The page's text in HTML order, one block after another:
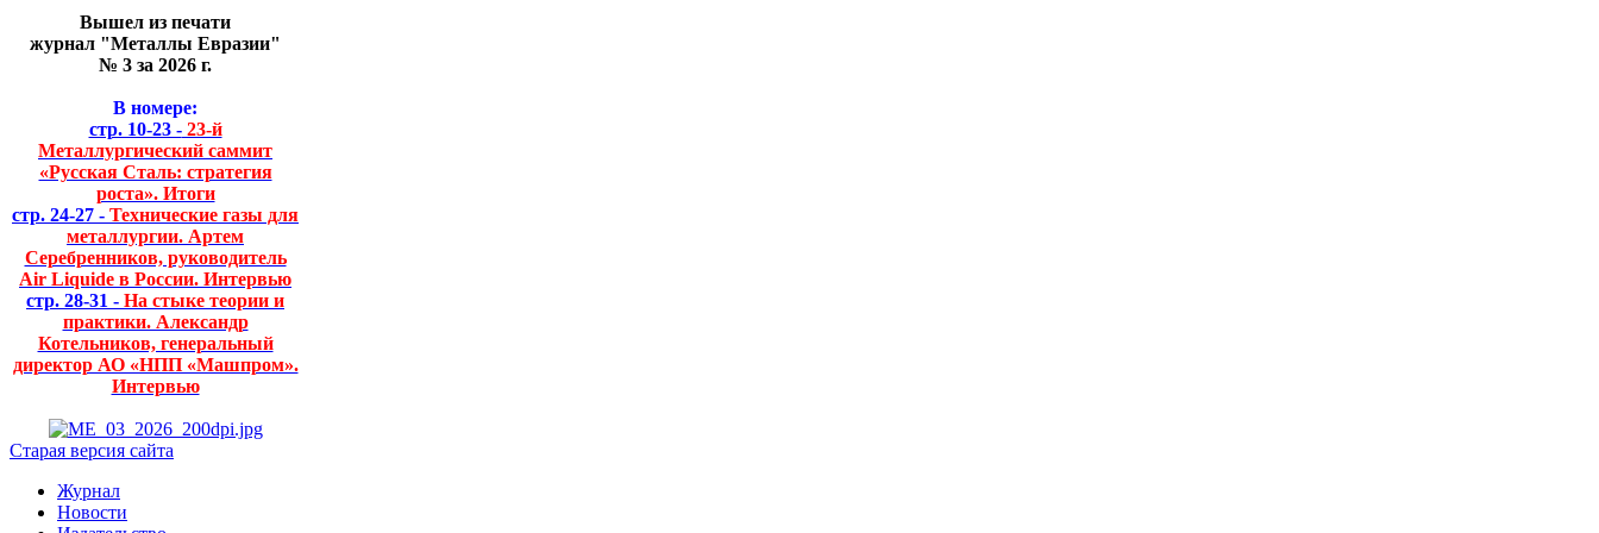
Вышел из печати
журнал "Металлы Евразии"
№ 3 за 2026 г.
В номере:
стр. 10-23 -23-й
Металлургический саммит
«Русская Сталь: стратегия
роста». Итоги
стр. 24-27 - Технические газы для
металлургии. Артем
Серебренников, руководитель
Air Liquide в России. Интервью
стр. 28-31 - На стыке теории и
практики. Александр
Котельников, генеральный
директор АО «НПП «Машпром».
Интервью
Старая версия сайта
Журнал
Новости